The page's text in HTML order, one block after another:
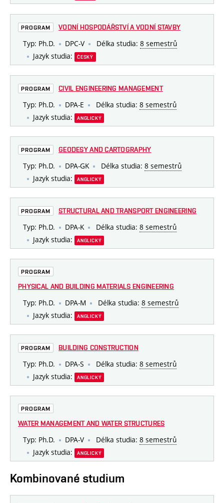
PROGRAM VODNÍ HOSPODÁŘSTVÍ A VODNÍ STAVBY
Typ: Ph.D. DPC-V Délka studia: 8 semestrů
Jazyk studia:
ČESKÝ
PROGRAM CIVIL ENGINEERING MANAGEMENT
Typ: Ph.D. DPA-E Délka studia: 8 semestrů
Jazyk studia:
ANGLICKÝ
PROGRAM GEODESY AND CARTOGRAPHY
Typ: Ph.D. DPA-GK Délka studia: 8 semestrů
Jazyk studia:
ANGLICKÝ
PROGRAM STRUCTURAL AND TRANSPORT ENGINEERING
Typ: Ph.D. DPA-K Délka studia: 8 semestrů
Jazyk studia:
ANGLICKÝ
PROGRAM
PHYSICAL AND BUILDING MATERIALS ENGINEERING
Typ: Ph.D. DPA-M Délka studia: 8 semestrů
Jazyk studia:
ANGLICKÝ
PROGRAM BUILDING CONSTRUCTION
Typ: Ph.D. DPA-S Délka studia: 8 semestrů
Jazyk studia:
ANGLICKÝ
PROGRAM
WATER MANAGEMENT AND WATER STRUCTURES
Typ: Ph.D. DPA-V Délka studia: 8 semestrů
Jazyk studia:
ANGLICKÝ
Kombinované studium